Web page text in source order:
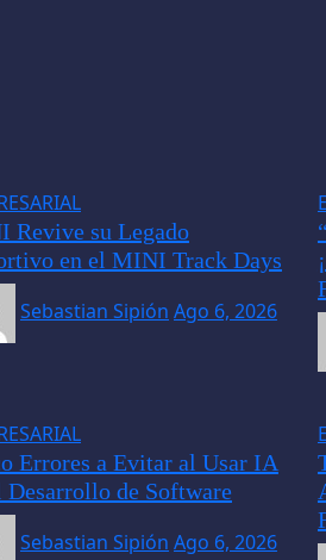
Revive su Legado
en el MINI Track Days
Sebastian Sipión Ago 6, 2026
Errores a Evitar al Usar IA
Desarrollo de Software
Sebastian Sipión Ago 6, 2026